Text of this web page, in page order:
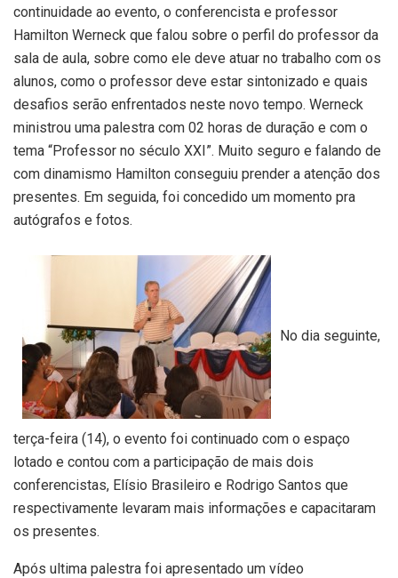
continuidade ao evento, o conferencista e professor
Hamilton Werneck que falou sobre o perfil do professor da
sala de aula, sobre como ele deve atuar no trabalho com os
alunos, como o professor deve estar sintonizado e quais
desafios serão enfrentados neste novo tempo. Werneck
ministrou uma palestra com 02 horas de duração e com o
tema “Professor no século XXI”. Muito seguro e falando de
com dinamismo Hamilton conseguiu prender a atenção dos
presentes. Em seguida, foi concedido um momento pra
autógrafos e fotos.
No dia seguinte,
terça-feira (14), o evento foi continuado com o espaço
lotado e contou com a participação de mais dois
conferencistas, Elísio Brasileiro e Rodrigo Santos que
respectivamente levaram mais informações e capacitaram
os presentes.
Após ultima palestra foi apresentado um vídeo